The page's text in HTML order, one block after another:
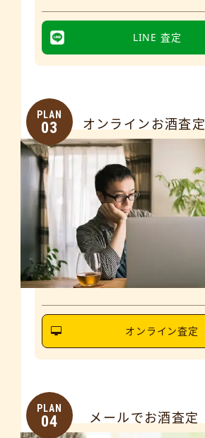
LINE 査定
PLAN
03 オンラインお酒査定
オンライン査定
PLAN
04 メールでお酒査定